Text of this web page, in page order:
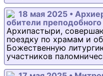
18 мая 2025 •
обители
Архипастыри,
поездку по храмам и
Божественную
участников